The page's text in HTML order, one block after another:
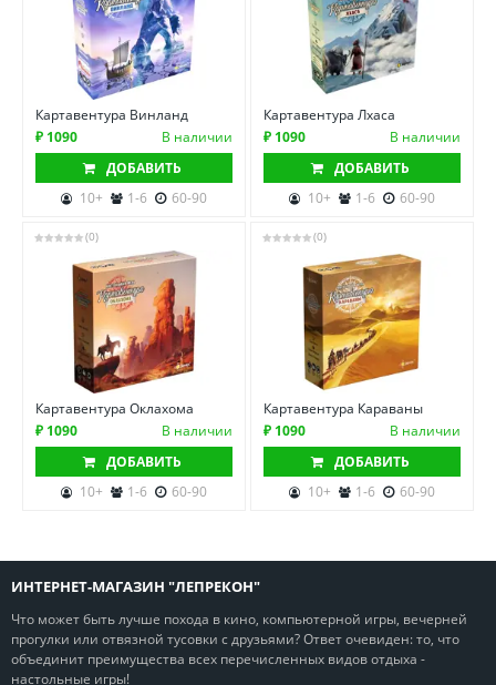
Картавентура Винланд
₽ 1090
В наличии
ДОБАВИТЬ
10+
1-6 60-90
Картавентура Лхаса
₽ 1090
В наличии
ДОБАВИТЬ
10+
1-6 60-90
(0)
Картавентура Оклахома
₽ 1090
В наличии
ДОБАВИТЬ
10+
1-6 60-90
(0)
Картавентура Караваны
₽ 1090
В наличии
ДОБАВИТЬ
10+
1-6 60-90
ИНТЕРНЕТ-МАГАЗИН "ЛЕПРЕКОН"
Что может быть лучше похода в кино, компьютерной игры, вечерней
прогулки или отвязной тусовки с друзьями? Ответ очевиден: то, что
объединит преимущества всех перечисленных видов отдыха -
настольные игры!